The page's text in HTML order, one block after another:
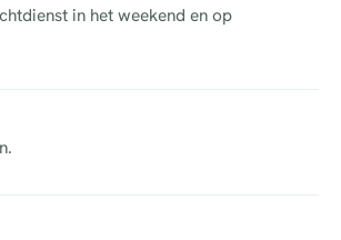
in het weekend en op